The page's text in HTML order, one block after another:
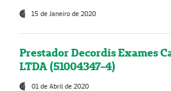
15 de Janeiro de 2020
Prestador Decordis Exames
LTDA (51004347-4)
01 de Abril de 2020